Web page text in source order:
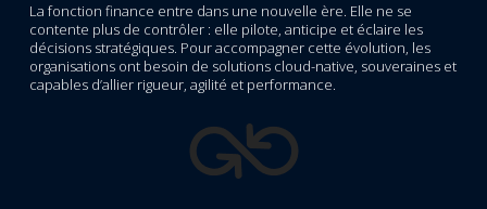
La fonction finance entre dans une nouvelle ère. Elle ne se
contente plus de contrôler : elle pilote, anticipe et éclaire les
décisions stratégiques. Pour accompagner cette évolution, les
organisations ont besoin de solutions cloud-native, souveraines et
capables d’allier rigueur, agilité et performance.